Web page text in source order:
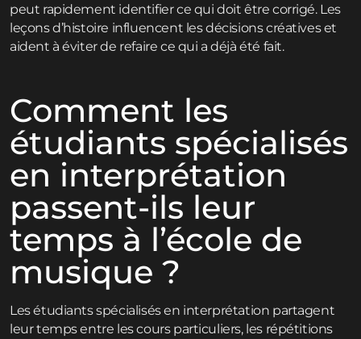
peut rapidement identifier ce qui doit être corrigé. Les
leçons d’histoire influencent les décisions créatives et
aident à éviter de refaire ce qui a déjà été fait.
Comment les
étudiants spécialisés
en interprétation
passent-ils leur
temps à l’école de
musique ?
Les étudiants spécialisés en interprétation partagent
leur temps entre les cours particuliers, les répétitions